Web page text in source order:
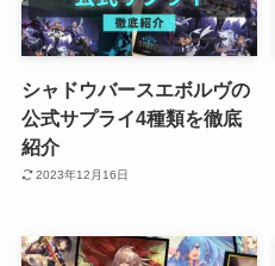
シャドウバースエボルヴの
公式サプライ4種類を徹底
紹介
2023年12月16日